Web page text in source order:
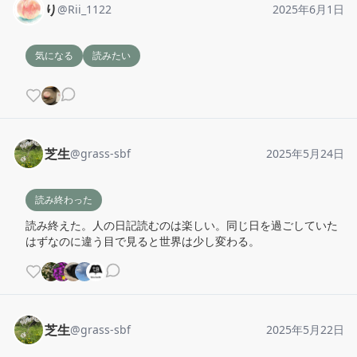
り @Rii_1122 2025年6月1日
気になる 読みたい
芝生@grass-sbf 2025年5月24日
読み終わった
読み終えた。人の日記読むのは楽しい。同じ日を過ごしていた
はずなのに違う目で見ると世界は少し変わる。
芝生@grass-sbf 2025年5月22日